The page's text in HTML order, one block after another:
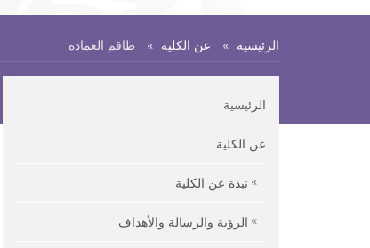
الرئيسية عن الكلية طاقم العمادة
الرئيسية
عن الكلية
نبذة عن الكلية
الرؤية والرسالة والأهداف